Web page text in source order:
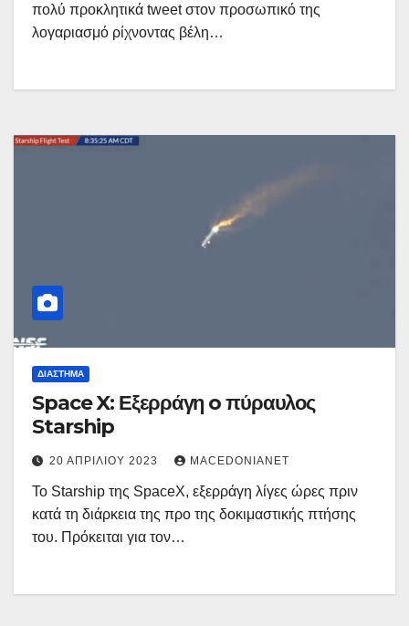
πολύ προκλητικά tweet στον προσωπικό της
λογαριασμό ρίχνοντας βέλη…
ΔΙΆΣΤΗΜΑ
Space X: Εξερράγη o πύραυλος
Starship
20 ΑΠΡΙΛΊΟΥ 2023 MACEDONIANET
Το Starship της SpaceX, εξερράγη λίγες ώρες πριν
κατά τη διάρκεια της προ της δοκιμαστικής πτήσης
του. Πρόκειται για τον…